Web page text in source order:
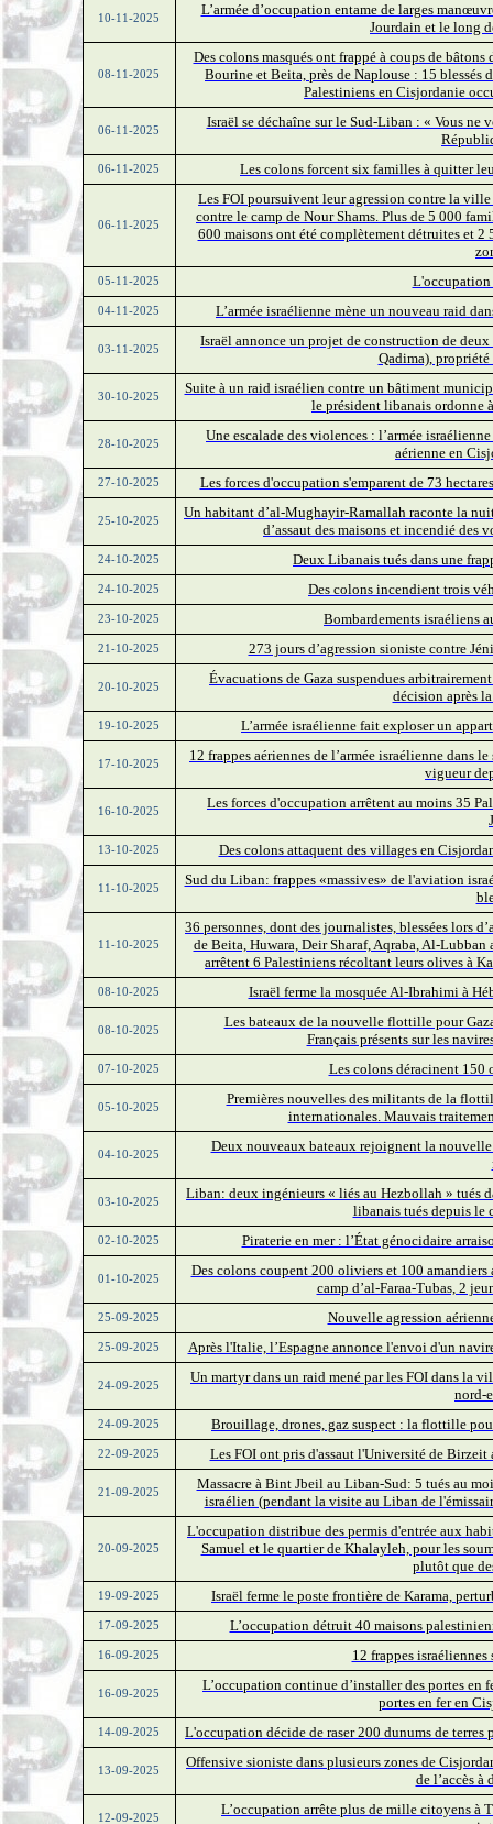
10-11-2025
L’armée d’occupation entame de larges
Jourdain et le long
08-11-2025
Des colons masqués ont frappé à coups de
Bourine et Beita, près de Naplouse : 15 blessés
Palestiniens en Cisjordanie
06-11-2025
Israël se déchaîne sur le Sud-Liban : « Vous ne
06-11-2025 Les colons forcent six familles à quitter
06-11-2025
Les FOI poursuivent leur agression contre la
contre le camp de Nour Shams. Plus de 5 000
600 maisons ont été complètement détruites et
05-11-2025
04-11-2025 L’armée israélienne mène un nouveau raid
03-11-2025
Israël annonce un projet de construction de
Qadima),
30-10-2025
Suite à un raid israélien contre un bâtiment
le président libanais ordonne
28-10-2025
Une escalade des violences : l’armée
aérienne en
27-10-2025 Les forces d'occupation s'emparent de 73
25-10-2025
Un habitant d’al-Mughayir-Ramallah raconte la
d’assaut des maisons et incendié des
24-10-2025 Deux Libanais tués dans une
24-10-2025 Des colons incendient trois
23-10-2025 Bombardements israéliens
21-10-2025 273 jours d’agression sioniste contre
20-10-2025
Évacuations de Gaza suspendues
décision après
19-10-2025 L’armée israélienne fait exploser un
17-10-2025
12 frappes aériennes de l’armée israélienne dans
vigueur
16-10-2025
Les forces d'occupation arrêtent au moins 35
13-10-2025 Des colons attaquent des villages en
11-10-2025
Sud du Liban: frappes «massives» de l'aviation
11-10-2025
36 personnes, dont des journalistes, blessées lors
de Beita, Huwara, Deir Sharaf, Aqraba, Al-
arrêtent 6 Palestiniens récoltant leurs olives à
08-10-2025 Israël ferme la mosquée Al-Ibrahimi à
08-10-2025
Les bateaux de la nouvelle flottille pour
Français présents sur les
07-10-2025 Les colons déracinent 150
05-10-2025
Premières nouvelles des militants de la
internationales. Mauvais
04-10-2025
Deux nouveaux bateaux rejoignent la
03-10-2025
Liban: deux ingénieurs « liés au Hezbollah » tués
libanais tués depuis le
02-10-2025 Piraterie en mer : l’État génocidaire
01-10-2025
Des colons coupent 200 oliviers et 100 amandiers
camp d’al-Faraa-Tubas, 2
25-09-2025 Nouvelle agression
25-09-2025 Après l'Italie, l’Espagne annonce l'envoi d'un
24-09-2025
Un martyr dans un raid mené par les FOI dans la
nord-
24-09-2025 Brouillage, drones, gaz suspect : la flottille
22-09-2025 Les FOI ont pris d'assaut l'Université de Birzeit
21-09-2025
Massacre à Bint Jbeil au Liban-Sud: 5 tués au
israélien (pendant la visite au Liban de
20-09-2025
L'occupation distribue des permis d'entrée aux
Samuel et le quartier de Khalayleh, pour les
plutôt que
19-09-2025 Israël ferme le poste frontière de Karama,
17-09-2025 L’occupation détruit 40 maisons
16-09-2025 12 frappes
16-09-2025
L’occupation continue d’installer des portes en
portes en fer en
14-09-2025 L'occupation décide de raser 200 dunums de
13-09-2025
Offensive sioniste dans plusieurs zones de
de l’accès à
12-09-2025
L’occupation arrête plus de mille citoyens à